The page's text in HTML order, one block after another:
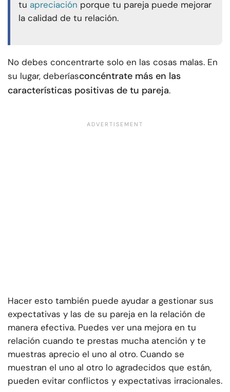
tu apreciación porque tu pareja puede mejorar
la calidad de tu relación.
No debes concentrarte solo en las cosas malas. En
su lugar, deberíasconcéntrate más en las
características positivas de tu pareja.
Hacer esto también puede ayudar a gestionar sus
expectativas y las de su pareja en la relación de
manera efectiva. Puedes ver una mejora en tu
relación cuando te prestas mucha atención y te
muestras aprecio el uno al otro. Cuando se
muestran el uno al otro lo agradecidos que están,
pueden evitar conflictos y expectativas irracionales.